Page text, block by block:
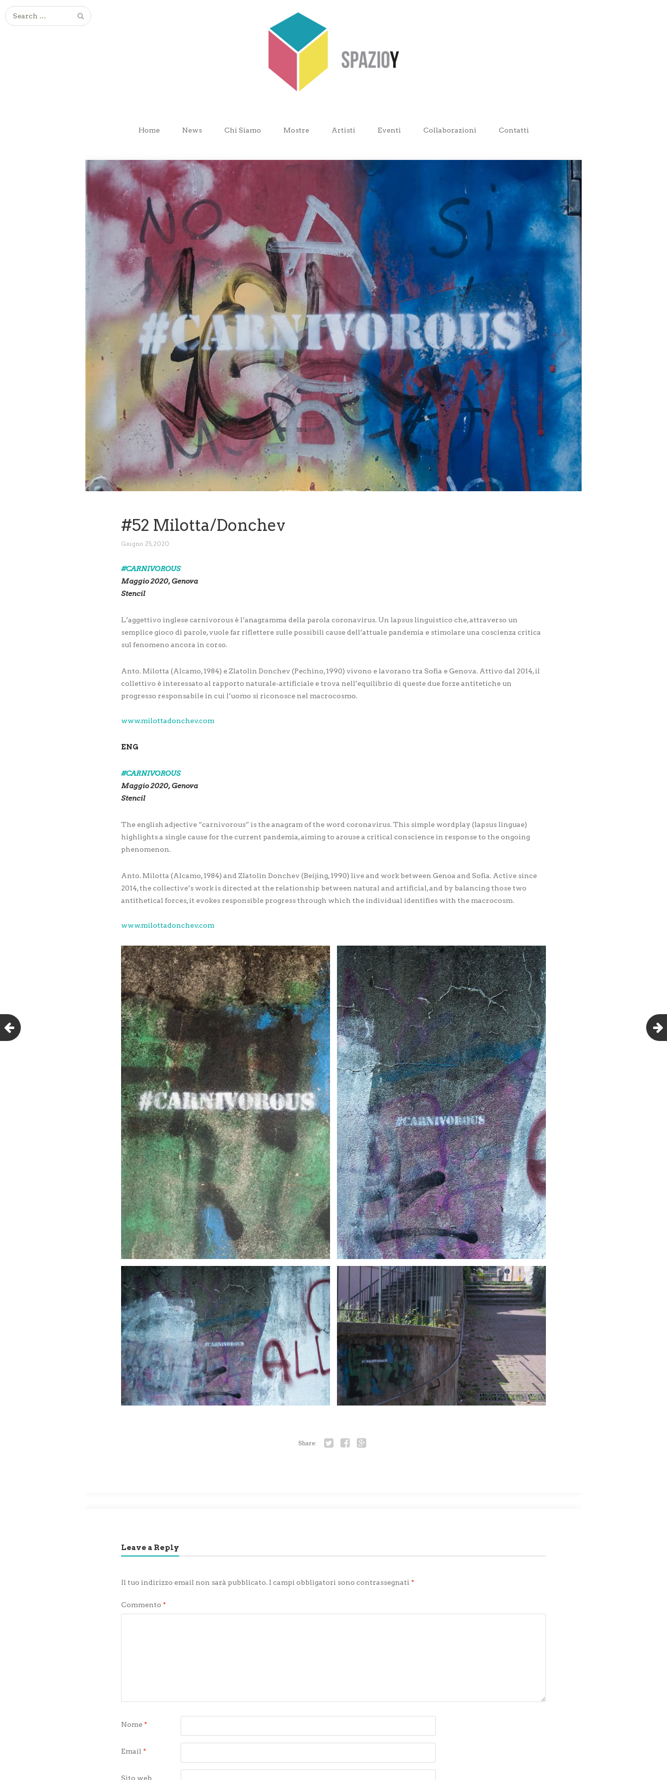
Search
for:
Home News Chi Siamo Mostre Artisti Eventi Collaborazioni Contatti
#52 Milotta/Donchev
Giugno 25, 2020
#CARNIVOROUS
Maggio 2020, Genova
Stencil
L’aggettivo inglese carnivorous è l’anagramma della parola coronavirus. Un lapsus linguistico che, attraverso un
semplice gioco di parole, vuole far riflettere sulle possibili cause dell’attuale pandemia e stimolare una coscienza critica
sul fenomeno ancora in corso.
Anto. Milotta (Alcamo, 1984) e Zlatolin Donchev (Pechino, 1990) vivono e lavorano tra Sofia e Genova. Attivo dal 2014, il
collettivo è interessato al rapporto naturale-artificiale e trova nell’equilibrio di queste due forze antitetiche un
progresso responsabile in cui l’uomo si riconosce nel macrocosmo.
www.milottadonchev.com
ENG
#CARNIVOROUS
Maggio 2020, Genova
Stencil
The english adjective “carnivorous” is the anagram of the word coronavirus. This simple wordplay (lapsus linguae)
highlights a single cause for the current pandemia, aiming to arouse a critical conscience in response to the ongoing
phenomenon.
Anto. Milotta (Alcamo, 1984) and Zlatolin Donchev (Beijing, 1990) live and work between Genoa and Sofia. Active since
2014, the collective’s work is directed at the relationship between natural and artificial, and by balancing those two
antithetical forces, it evokes responsible progress through which the individual identifies with the macrocosm.
www.milottadonchev.com
Share:
Leave a Reply
Il tuo indirizzo email non sarà pubblicato. I campi obbligatori sono contrassegnati *
Commento *
Nome *
Email *
Sito web